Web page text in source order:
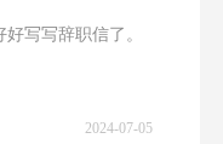
写写辞职信了。
2024-07-05